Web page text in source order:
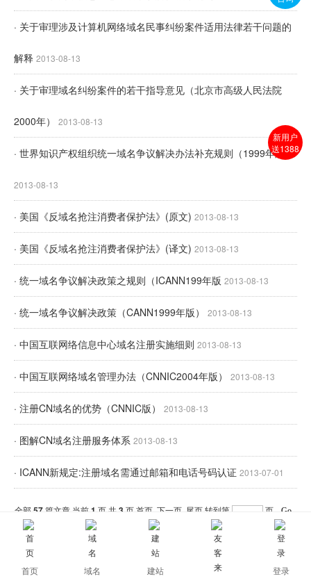
· 关于审理涉及计算机网络域名民事纠纷案件适用法律若干问题的
解释 2013-08-13
· 关于审理域名纠纷案件的若干指导意见（北京市高级人民法院
2000年） 2013-08-13
· 世界知识产权组织统一域名争议解决办法补充规则（1999年版）
2013-08-13
· 美国《反域名抢注消费者保护法》(原文) 2013-08-13
· 美国《反域名抢注消费者保护法》(译文) 2013-08-13
· 统一域名争议解决政策之规则（ICANN199年版 2013-08-13
· 统一域名争议解决政策（CANN1999年版） 2013-08-13
· 中国互联网络信息中心域名注册实施细则 2013-08-13
· 中国互联网络域名管理办法（CNNIC2004年版） 2013-08-13
· 注册CN域名的优势（CNNIC版） 2013-08-13
· 图解CN域名注册服务体系 2013-08-13
· ICANN新规定:注册域名需通过邮箱和电话号码认证 2013-07-01
全部 57篇文章 当前1 页 共 3 页首页 下一页 尾页转到第
页
分页:1
首页 域名
建站
登录
新用户
送1388